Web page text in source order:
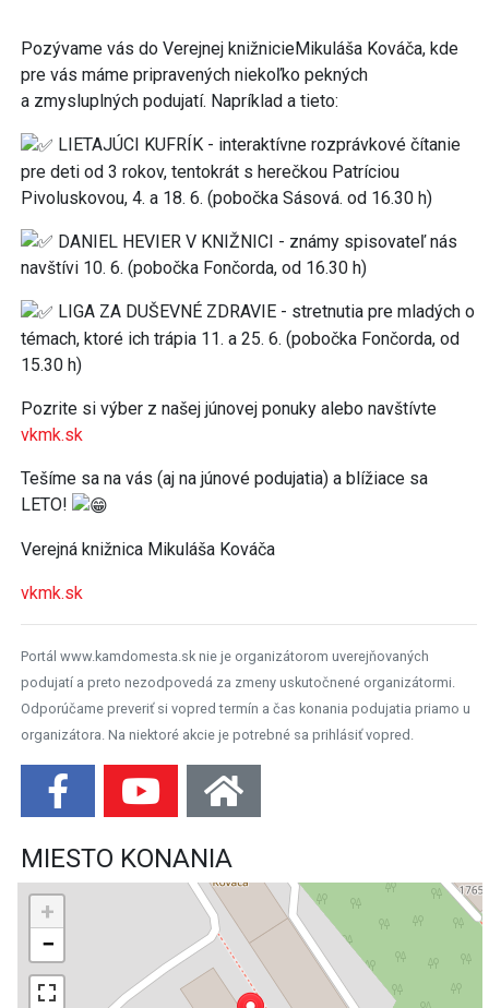
Pozývame vás do Verejnej knižnicieMikuláša Kováča, kde
pre vás máme pripravených niekoľko pekných
a zmysluplných podujatí. Napríklad a tieto:
LIETAJÚCI KUFRÍK - interaktívne rozprávkové čítanie
pre deti od 3 rokov, tentokrát s herečkou Patríciou
Pivoluskovou, 4. a 18. 6. (pobočka Sásová. od 16.30 h)
DANIEL HEVIER V KNIŽNICI - známy spisovateľ nás
navštívi 10. 6. (pobočka Fončorda, od 16.30 h)
LIGA ZA DUŠEVNÉ ZDRAVIE - stretnutia pre mladých o
témach, ktoré ich trápia 11. a 25. 6. (pobočka Fončorda, od
15.30 h)
Pozrite si výber z našej júnovej ponuky alebo navštívte
vkmk.sk
Tešíme sa na vás (aj na júnové podujatia) a blížiace sa
LETO!
Verejná knižnica Mikuláša Kováča
vkmk.sk
Portál www.kamdomesta.sk nie je organizátorom uverejňovaných
podujatí a preto nezodpovedá za zmeny uskutočnené organizátormi.
Odporúčame preveriť si vopred termín a čas konania podujatia priamo u
organizátora. Na niektoré akcie je potrebné sa prihlásiť vopred.
MIESTO KONANIA
+
−